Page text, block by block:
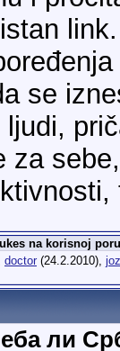
se
ljudi,
za
na korisnoj
doctor(24.2.2010),
ли